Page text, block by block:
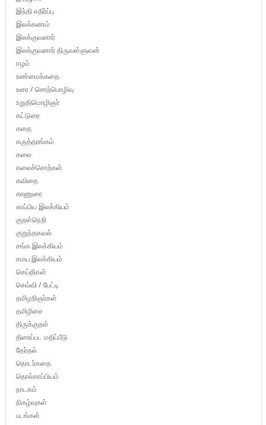
இந்தி எதிர்ப்பு
இலக்கணம்
இலக்குவனார்
இலக்குவனார் திருவள்ளுவன்
ஈழம்
உண்மைக்கதை
உரை / சொற்பொழிவு
உறுதிமொழிஞர்
கட்டுரை
கதை
கருத்தரங்கம்
கலை
கலைச்சொற்கள்
கவிதை
காணுரை
காப்பிய இலக்கியம்
குறள்நெறி
குறுந்தகவல்
சங்க இலக்கியம்
சமய இலக்கியம்
செய்திகள்
செவ்வி / பேட்டி
தமிழறிஞர்கள்
தமிழிசை
திருக்குறள்
திரைப்பட மதிப்பீடு
தேர்தல்
தொடர்கதை
தொல்காப்பியம்
நாடகம்
நிகழ்வுகள்
படங்கள்